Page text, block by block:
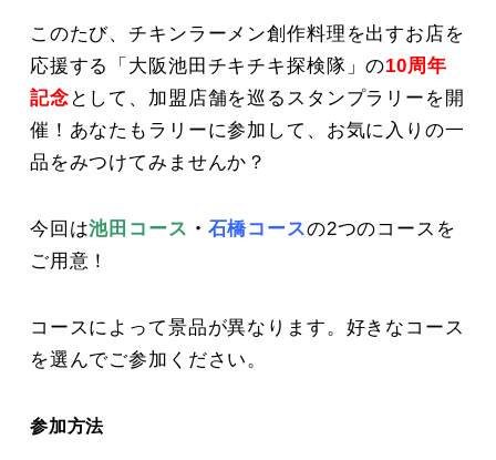
このたび、チキンラーメン創作料理を出すお店を
応援する「大阪池田チキチキ探検隊」の10周年
記念 として、加盟店舗を巡るスタンプラリーを開
催！あなたもラリーに参加して、お気に入りの一
品をみつけてみませんか？
今回は池田コース ・ 石橋コースの2つのコースを
ご用意！
コースによって景品が異なります。好きなコース
を選んでご参加ください。
参加方法